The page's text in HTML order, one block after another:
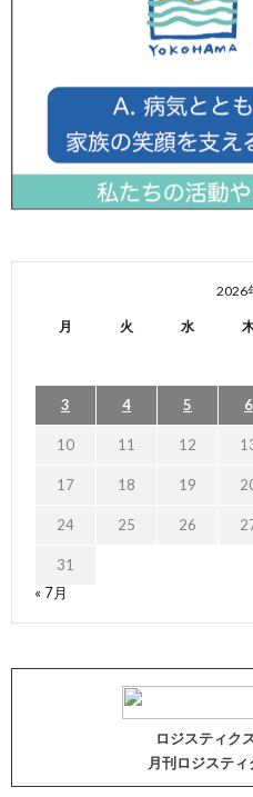
2026
月 火 水
3 4 5 6
10 11 12
17 18 19
24 25 26
31
« 7月
ロジスティク
月刊ロジステ